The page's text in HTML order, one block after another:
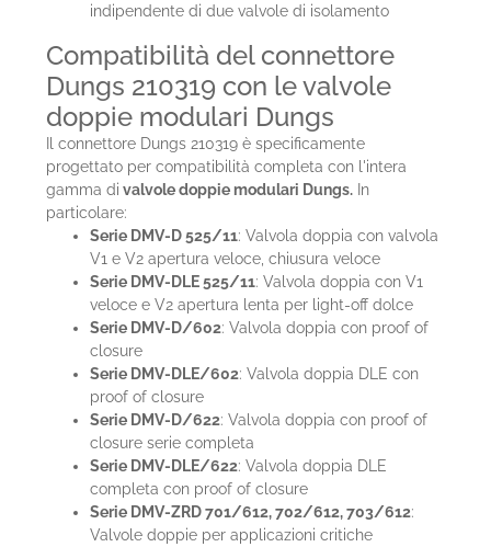
indipendente di due valvole di isolamento
Compatibilità del connettore
Dungs 210319 con le valvole
doppie modulari Dungs
Il connettore Dungs 210319 è specificamente
progettato per compatibilità completa con l'intera
gamma di valvole doppie modulari Dungs. In
particolare:
Serie DMV-D 525/11: Valvola doppia con valvola
V1 e V2 apertura veloce, chiusura veloce
Serie DMV-DLE 525/11: Valvola doppia con V1
veloce e V2 apertura lenta per light-off dolce
Serie DMV-D/602: Valvola doppia con proof of
closure
Serie DMV-DLE/602: Valvola doppia DLE con
proof of closure
Serie DMV-D/622: Valvola doppia con proof of
closure serie completa
Serie DMV-DLE/622: Valvola doppia DLE
completa con proof of closure
Serie DMV-ZRD 701/612, 702/612, 703/612:
Valvole doppie per applicazioni critiche